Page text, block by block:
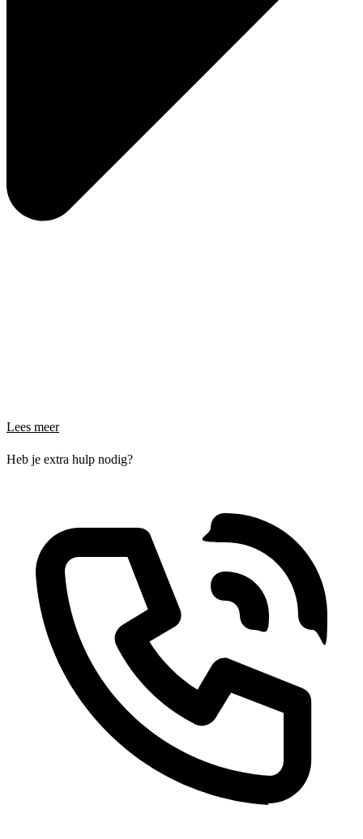
Lees meer
Heb je extra hulp nodig?